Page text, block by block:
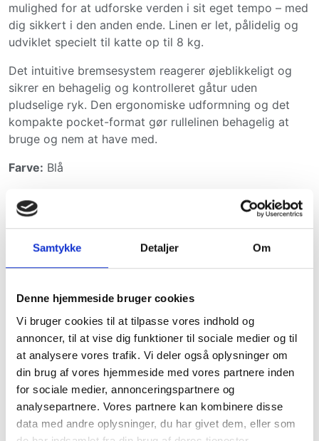
Samtykke Detaljer Om
Denne hjemmeside bruger cookies
Vi bruger cookies til at tilpasse vores indhold og
annoncer, til at vise dig funktioner til sociale medier og til
at analysere vores trafik. Vi deler også oplysninger om
din brug af vores hjemmeside med vores partnere inden
for sociale medier, annonceringspartnere og
analysepartnere. Vores partnere kan kombinere disse
data med andre oplysninger, du har givet dem, eller som
mulighed for at udforske verden i sit eget tempo – med
dig sikkert i den anden ende. Linen er let, pålidelig og
udviklet specielt til katte op til 8 kg.
Det intuitive bremsesystem reagerer øjeblikkeligt og
sikrer en behagelig og kontrolleret gåtur uden
pludselige ryk. Den ergonomiske udformning og det
kompakte pocket-format gør rullelinen behagelig at
bruge og nem at have med.
Farve: Blå
XS – 3 meter
Til katte op til 8 kg
Produktinformation:
Komfortabelt bremsesystem
Moderne ergonomisk design
Produceret i Tyskland
Produktvægt: ca. 100 g